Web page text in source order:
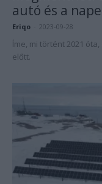
autó és a
Eriqo 2023-09-28
Íme, mi történt 2021
előtt.